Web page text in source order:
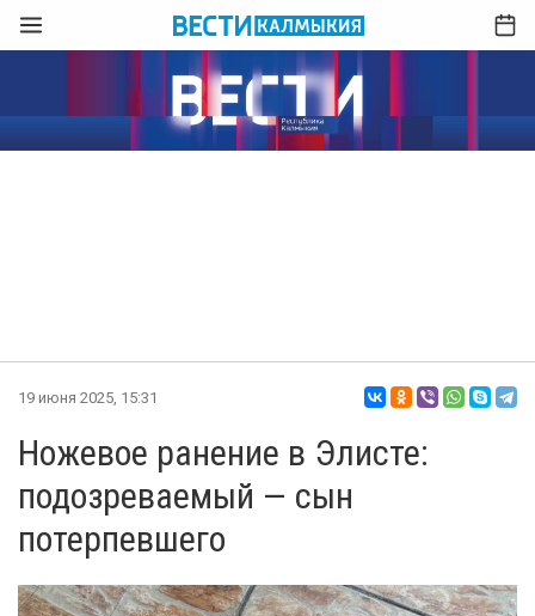
19 июня 2025, 15:31
Ножевое ранение в Элисте:
подозреваемый — сын
потерпевшего